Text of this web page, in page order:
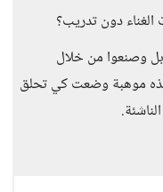
الغناء دون تدريب؟
وصنعوا من خلال
هذه موهبة وضعت كي تحلق